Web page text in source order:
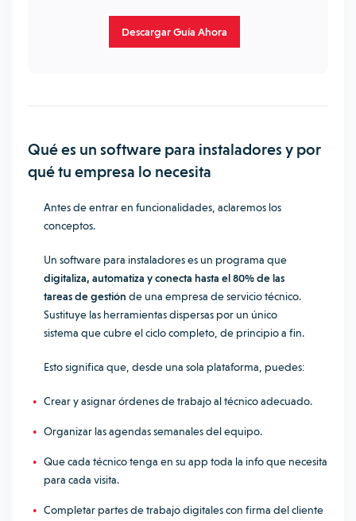
Descargar Guía Ahora
Qué es un software para instaladores y por
qué tu empresa lo necesita
Antes de entrar en funcionalidades, aclaremos los
conceptos.
Un software para instaladores es un programa que
digitaliza, automatiza y conecta hasta el 80% de las
tareas de gestión de una empresa de servicio técnico.
Sustituye las herramientas dispersas por un único
sistema que cubre el ciclo completo, de principio a fin.
Esto significa que, desde una sola plataforma, puedes:
Crear y asignar órdenes de trabajo al técnico adecuado.
Organizar las agendas semanales del equipo.
Que cada técnico tenga en su app toda la info que necesita
para cada visita.
Completar partes de trabajo digitales con firma del cliente